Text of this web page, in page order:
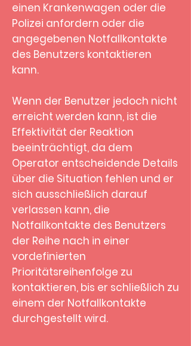
einen Krankenwagen oder die
Polizei anfordern oder die
angegebenen Notfallkontakte
des Benutzers kontaktieren
kann.
Wenn der Benutzer jedoch nicht
erreicht werden kann, ist die
Effektivität der Reaktion
beeinträchtigt, da dem
Operator entscheidende Details
über die Situation fehlen und er
sich ausschließlich darauf
verlassen kann, die
Notfallkontakte des Benutzers
der Reihe nach in einer
vordefinierten
Prioritätsreihenfolge zu
kontaktieren, bis er schließlich zu
einem der Notfallkontakte
durchgestellt wird.